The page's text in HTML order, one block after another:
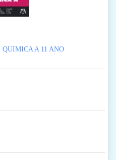
A 11 ANO